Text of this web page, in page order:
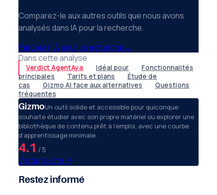
Comparez-le aux autres outils que nous avons
analysés dans IA pour la recherche.
Parcourir IA pour la recherche→
Dans cette analyse
Verdict AgentAya Idéal pour
Fonctionnalités
principales
Tarifs et plans
Étude de
cas
Gizmo AI face aux alternatives
Questions
fréquentes
GizmoUn outil solide et accessible pour quiconque
souhaite étudier avec son propre matériel ou explorer une
bibliothèque de contenu prêt à l’emploi, avec une courbe
d’apprentissage minimale.
4.1 / 5
Visiter le site ↗
Restez informé